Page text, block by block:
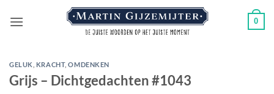
naar
0
GELUK KRACHT,OMDENKEN
Grijs – Dichtgedachten #1043